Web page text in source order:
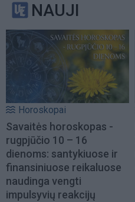
NAUJI
Horoskopai
Savaitės horoskopas -
rugpjūčio 10 – 16
dienoms: santykiuose ir
finansiniuose reikaluose
naudinga vengti
impulsyvių reakcijų